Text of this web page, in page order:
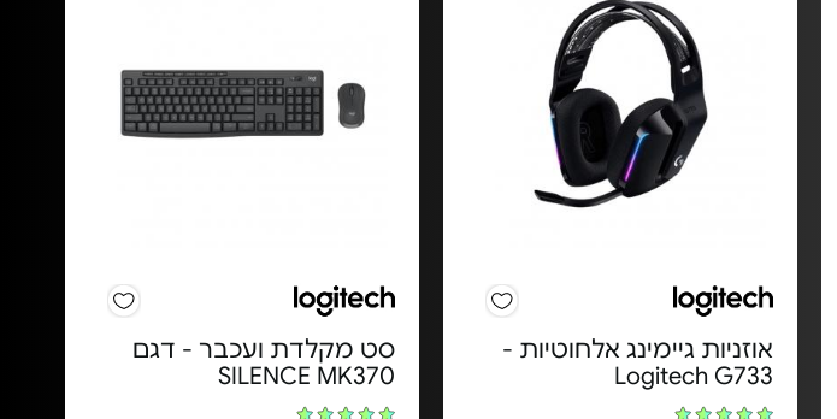
אוזניות גיימינג אלחוטיות -
Logitech G733
סט מקלדת ועכבר - דגם
SILENCE MK370